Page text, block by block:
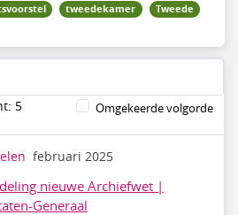
tweedekamer Tweede
5
Omgekeerde volgorde
februari 2025
nieuwe Archiefwet |
Generaal